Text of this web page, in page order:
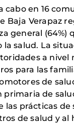
cabo en 16
Baja Verapaz
general
la salud. La
a nivel
para las
de
de
prácticas de
de salud y